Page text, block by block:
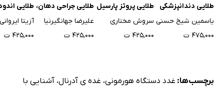
طلایی دندانپزشکی
اطفال
یاسمین شیخ حسنی
۴۷۵,۰۰۰ ت
طلایی پروتز پارسیل
سروش مختاری
۴۲۵,۰۰۰ ت
طلایی جراحی دهان،
فک و صورت مالامد -
علیرضا جهانگیرنیا
۴۲۵,۰۰۰ ت
طلایی
آزیتا ایروانی
۴۲۵,۰۰۰ ت
برچسب‌ها: غدد دستگاه هورمونی، غده ی آدرنال، آشنایی با